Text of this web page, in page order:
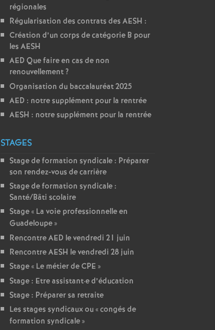
régionales
Régularisation des contrats des AESH :
Création d’un corps de catégorie B pour
les AESH
AED Que faire en cas de non
renouvellement?
Organisation du baccalauréat 2025
AED : notre supplément pour la rentrée
AESH : notre supplément pour la rentrée
STAGES
Stage de formation syndicale : Préparer
son rendez-vous de carrière
Stage de formation syndicale :
Santé/Bâti scolaire
Stage « La voie professionnelle en
Guadeloupe»
Rencontre AED le vendredi 21 juin
Rencontre AESH le vendredi 28 juin
Stage « Le métier de CPE »
Stage : Etre assistant·e d’éducation
Stage : Préparer sa retraite
Les stages syndicaux ou «congés de
formation syndicale»